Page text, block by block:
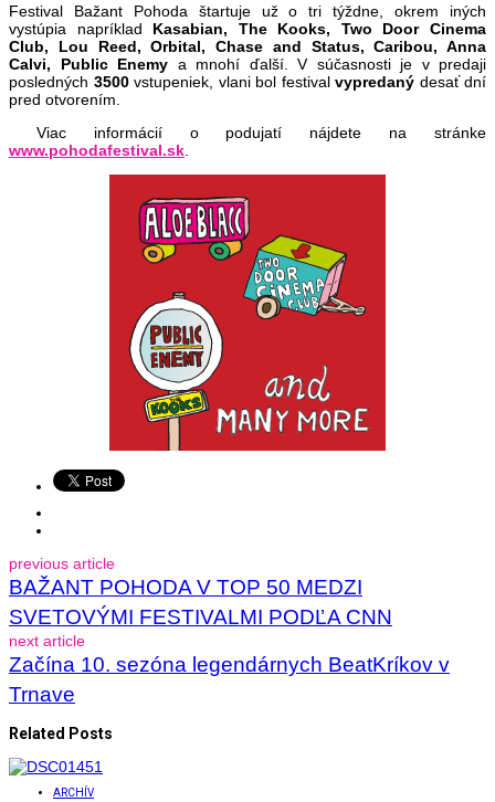
Festival Bažant Pohoda štartuje už o tri týždne, okrem iných
vystúpia napríklad Kasabian, The Kooks, Two Door Cinema
Club, Lou Reed, Orbital, Chase and Status, Caribou, Anna
Calvi, Public Enemy a mnohí ďalší. V súčasnosti je v predaji
posledných 3500vstupeniek, vlani bol festival vypredaný desať dní
pred otvorením.
Viac informácií o podujatí nájdete na stránke
www.pohodafestival.sk
previous article
BAŽANT POHODA V TOP 50 MEDZI
SVETOVÝMI FESTIVALMI PODĽA CNN
next article
Začína 10. sezóna legendárnych BeatKríkov v
Trnave
Related Posts
ARCHÍV